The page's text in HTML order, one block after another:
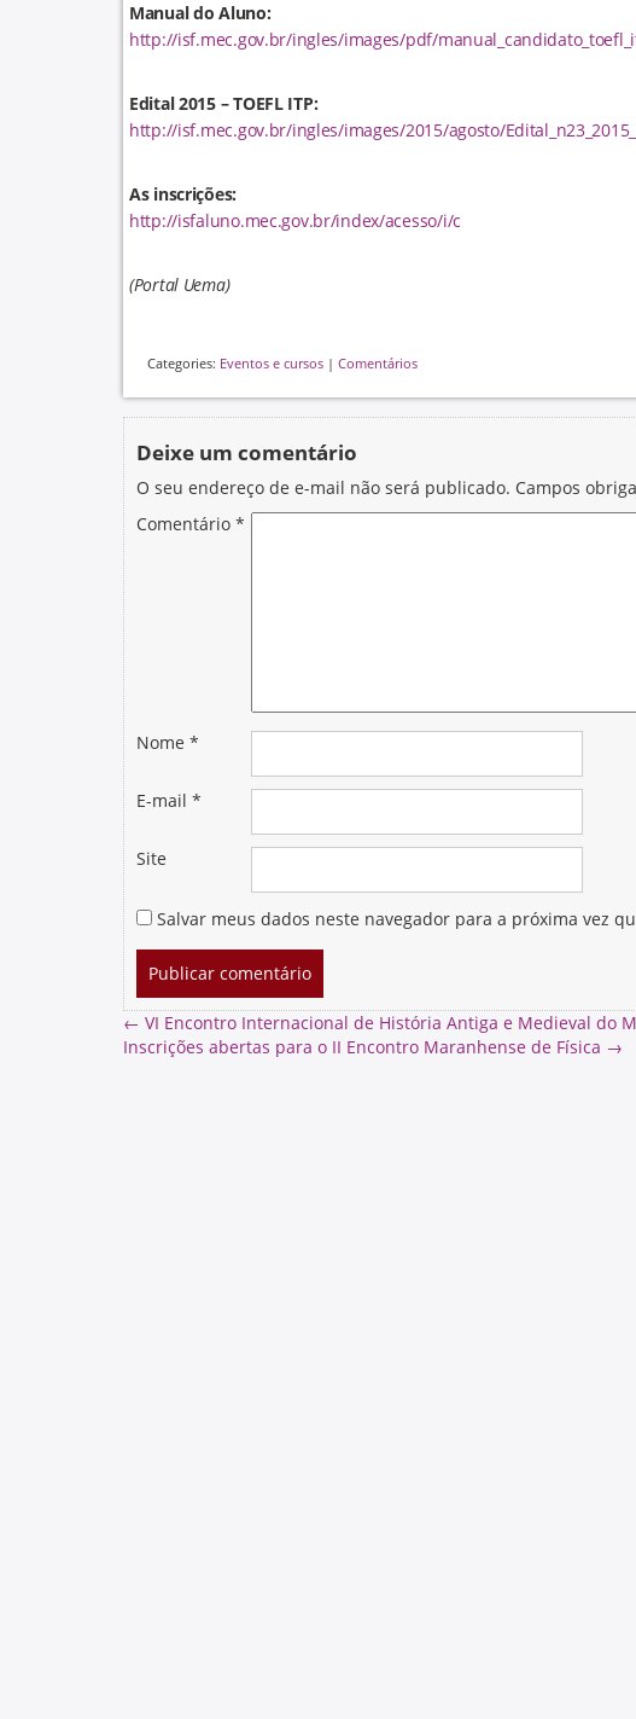
Manual do Aluno:
http://isf.mec.gov.br/ingles/images/pdf/
Edital 2015 – TOEFL ITP:
http://isf.mec.gov.br/ingles/images/2015/agosto/
As inscrições:
http://isfaluno.mec.gov.br/index/acesso/i/c
(Portal Uema)
Categories: Eventos e cursos | Comentários
Deixe um comentário
O seu endereço de e-mail não será publicado. Campos
Comentário *
Nome *
E-mail *
Site
Salvar meus dados neste navegador para a próxima vez
← VI Encontro Internacional de História Antiga e Medieval do
Inscrições abertas para o II Encontro Maranhense de Física →